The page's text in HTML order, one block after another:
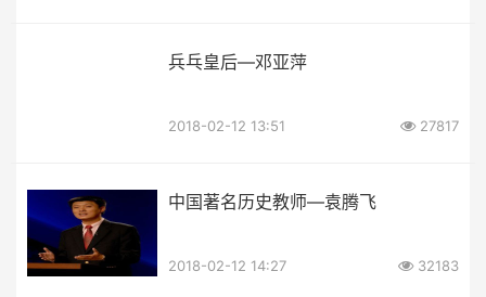
兵乓皇后—邓亚萍
2018-02-12 13:51 27817
中国著名历史教师—袁腾飞
2018-02-12 14:27 32183